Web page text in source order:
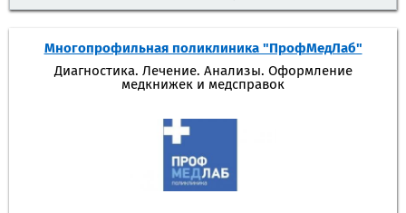
Многопрофильная поликлиника "ПрофМедЛаб"
Диагностика. Лечение. Анализы. Оформление
медкнижек и медсправок